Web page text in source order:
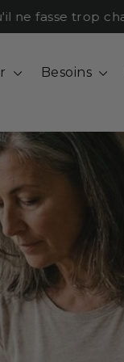
fasse trop chaud !
Besoins